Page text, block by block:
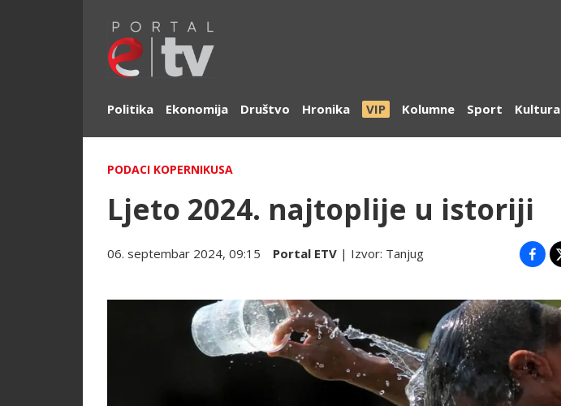
Politika Ekonomija Društvo Hronika VIP Kolumne Sport Kultura
PODACI KOPERNIKUSA
Ljeto 2024. najtoplije u istoriji
06. septembar 2024, 09:15 Portal ETV | Izvor: Tanjug